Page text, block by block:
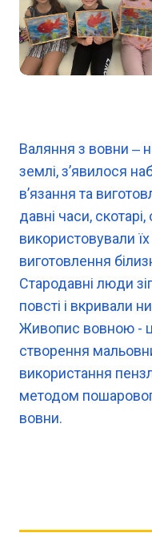
Валяння з вовни ‒
землі, з’явилося
в’язання та
давні часи,
використовували
виготовлення
Стародавні люди
повсті і вкривали
Живопис вовною -
створення
використання
методом
вовни.